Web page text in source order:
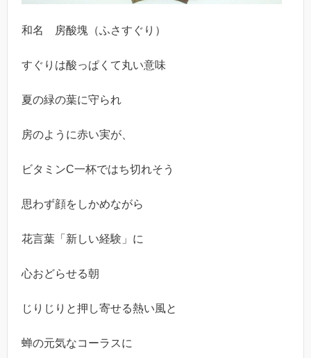
和名 房酸塊（ふさすぐり）
すぐりは酸っぱくて丸い意味
夏の緑の葉に守られ
房のように赤い実が、
ビタミンC一杯ではち切れそう
思わず顔をしかめながら
花言葉「新しい経験」に
心おどらせる朝
じりじりと押し寄せる熱い風と
蝉の元気なコーラスに